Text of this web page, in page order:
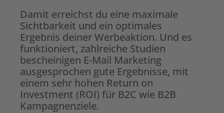
Damit erreichst du eine maximale
Sichtbarkeit und ein optimales
Ergebnis deiner Werbeaktion. Und es
funktioniert, zahlreiche Studien
bescheinigen E-Mail Marketing
ausgesprochen gute Ergebnisse, mit
einem sehr hohen Return on
Investment (ROI) für B2C wie B2B
Kampagnenziele.